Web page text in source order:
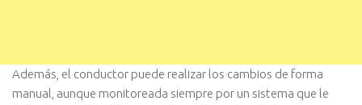
Además, el conductor puede realizar los cambios de forma
manual, aunque monitoreada siempre por un sistema que le